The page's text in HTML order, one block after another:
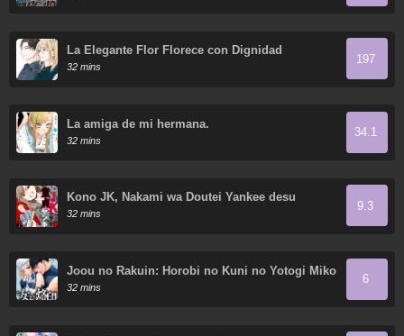
La Elegante Flor Florece con Dignidad
32 mins
197
La amiga de mi hermana.
32 mins
34.1
Kono JK, Nakami wa Doutei Yankee desu
32 mins
9.3
Joou no Rakuin: Horobi no Kuni no Yotogi Miko
32 mins
6